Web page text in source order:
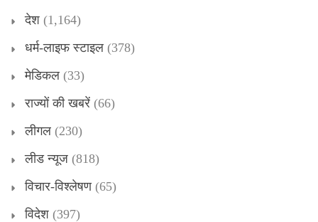
देश (1,164)
धर्म-लाइफ स्टाइल (378)
मेडिकल (33)
राज्यों की खबरें (66)
लीगल (230)
लीड न्यूज (818)
विचार-विश्लेषण(65)
विदेश (397)